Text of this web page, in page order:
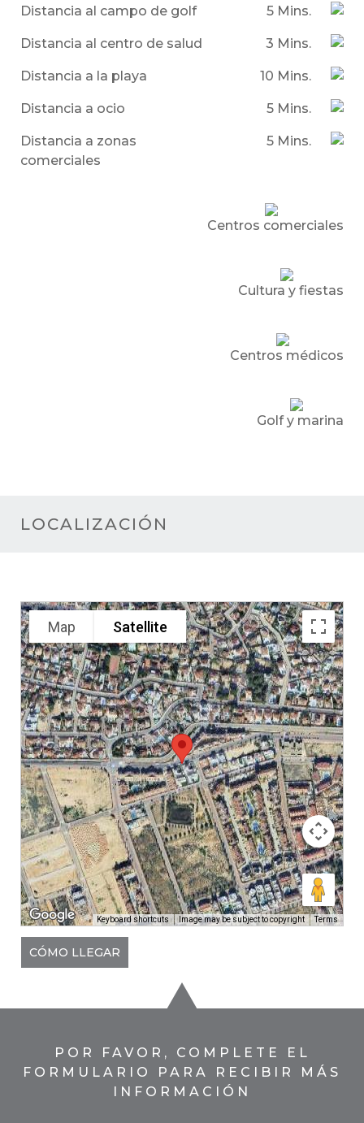
Distancia al campo de golf 5 Mins.
Distancia al centro de salud 3 Mins.
Distancia a la playa 10 Mins.
Distancia a ocio 5 Mins.
Distancia a zonas
comerciales
5 Mins.
Centros comerciales
Cultura y fiestas
Centros médicos
Golf y marina
LOCALIZACIÓN
Map Satellite
Keyboard shortcuts Image may be subject to copyright Terms
CÓMO LLEGAR
POR FAVOR, COMPLETE EL
FORMULARIO PARA RECIBIR MÁS
INFORMACIÓN